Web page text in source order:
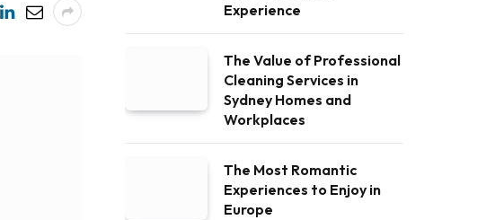
Experience
The Value of Professional
Cleaning Services in
Sydney Homes and
Workplaces
The Most Romantic
Experiences to Enjoy in
Europe